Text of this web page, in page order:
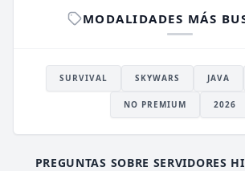
MODALIDADES MÁS
SURVIVAL SKYWARS JAVA
NO PREMIUM 2026
PREGUNTAS SOBRE SERVIDORES